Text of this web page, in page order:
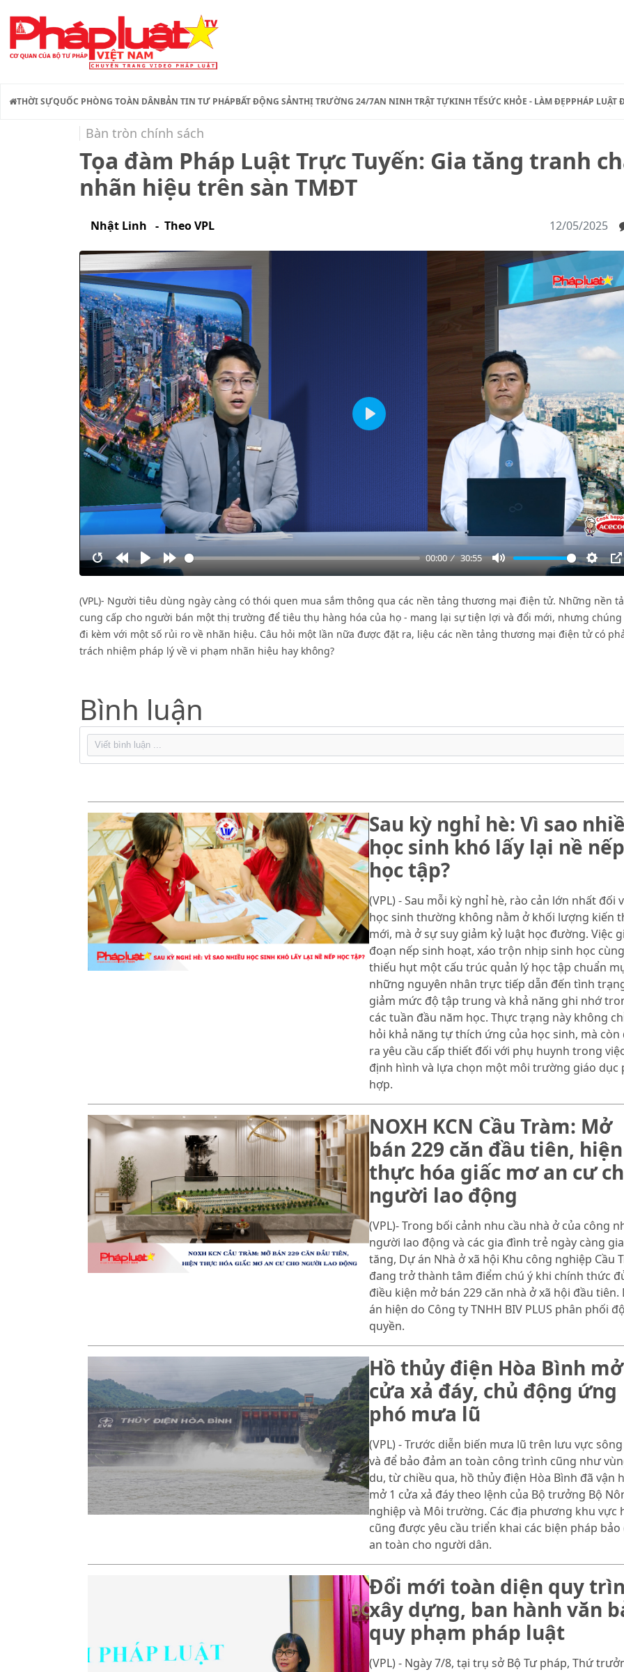
THỜI SỰQUỐC PHÒNG TOÀN DÂNBẢN TIN TƯ PHÁPBẤT ĐỘNG SẢNTHỊ TRƯỜNG 24/7AN NINH TRẬT TỰKINH TẾSỨC KHỎE - LÀM ĐẸPPHÁP LUẬT
Bàn tròn chính sách
Tọa đàm Pháp Luật Trực Tuyến: Gia tăng tranh
nhãn hiệu trên sàn TMĐT
Nhật Linh - Theo VPL 12/05/2025
RewindPlay Forward
00:00 30:55
Mute
Play
(VPL)- Người tiêu dùng ngày càng có thói quen mua sắm thông qua các nền tảng thương mại điện tử. Những nền
cung cấp cho người bán một thị trường để tiêu thụ hàng hóa của họ - mang lại sự tiện lợi và đổi mới, nhưng chúng
đi kèm với một số rủi ro về nhãn hiệu. Câu hỏi một lần nữa được đặt ra, liệu các nền tảng thương mại điện tử có
trách nhiệm pháp lý về vi phạm nhãn hiệu hay không?
Bình luận
Sau kỳ nghỉ hè: Vì sao
học sinh khó lấy lại nề nếp
học tập?
(VPL) - Sau mỗi kỳ nghỉ hè, rào cản lớn nhất đối
học sinh thường không nằm ở khối lượng kiến
mới, mà ở sự suy giảm kỷ luật học đường. Việc
đoạn nếp sinh hoạt, xáo trộn nhịp sinh học
thiếu hụt một cấu trúc quản lý học tập chuẩn
những nguyên nhân trực tiếp dẫn đến tình
giảm mức độ tập trung và khả năng ghi nhớ
các tuần đầu năm học. Thực trạng này không
hỏi khả năng tự thích ứng của học sinh, mà còn
ra yêu cầu cấp thiết đối với phụ huynh trong việc
định hình và lựa chọn một môi trường giáo dục
hợp.
NOXH KCN Cầu Tràm: Mở
bán 229 căn đầu tiên, hiện
thực hóa giấc mơ an cư
người lao động
(VPL)- Trong bối cảnh nhu cầu nhà ở của công
người lao động và các gia đình trẻ ngày càng gia
tăng, Dự án Nhà ở xã hội Khu công nghiệp Cầu
đang trở thành tâm điểm chú ý khi chính thức
điều kiện mở bán 229 căn nhà ở xã hội đầu tiên.
án hiện do Công ty TNHH BIV PLUS phân phối
quyền.
Hồ thủy điện Hòa Bình mở
cửa xả đáy, chủ động ứng
phó mưa lũ
(VPL) - Trước diễn biến mưa lũ trên lưu vực
và để bảo đảm an toàn công trình cũng như
du, từ chiều qua, hồ thủy điện Hòa Bình đã vận
mở 1 cửa xả đáy theo lệnh của Bộ trưởng Bộ
nghiệp và Môi trường. Các địa phương khu vực
cũng được yêu cầu triển khai các biện pháp bảo
an toàn cho người dân.
Đổi mới toàn diện quy
xây dựng, ban hành văn
quy phạm pháp luật
(VPL) - Ngày 7/8, tại trụ sở Bộ Tư pháp, Thứ